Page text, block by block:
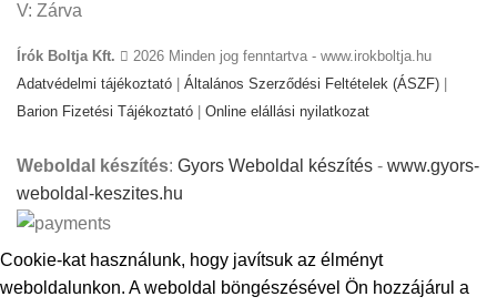
V: Zárva
Írók Boltja Kft.
2026 Minden jog fenntartva - www.irokboltja.hu
Adatvédelmi tájékoztató
Általános Szerződési Feltételek (ÁSZF)
Barion Fizetési Tájékoztató
Online elállási nyilatkozat
Weboldal készítés: Gyors Weboldal készítés - www.gyors-
weboldal-keszites.hu
Cookie-kat használunk, hogy javítsuk az élményt
weboldalunkon. A weboldal böngészésével Ön hozzájárul a